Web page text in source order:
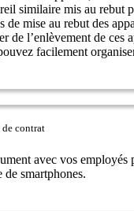
similaire mis au rebut
de mise au rebut des
de l’enlèvement de ces
facilement
contrat
avec vos employés
smartphones.